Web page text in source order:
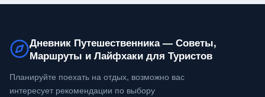
Дневник Путешественника — Советы,
Маршруты и Лайфхаки для Туристов
Планируйте поехать на отдых, возможно вас
интересует рекомендации по выбору